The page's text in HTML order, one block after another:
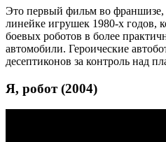
Это первый фильм во франшизе,
линейке игрушек 1980-х годов,
боевых роботов в более
автомобили. Героические
десептиконов за контроль над
Я, робот (2004)